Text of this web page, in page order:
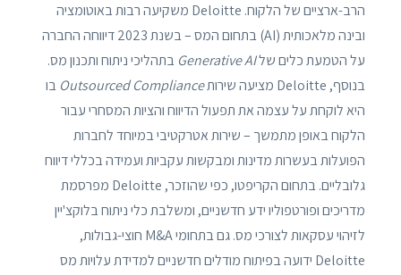
הרב-ארציים של הלקוח. Deloitte משקיעה רבות באוטומציה
ובינה מלאכותית (AI) בתחום המס – בשנת 2023 דיווחה החברה
על הטמעת כלים שלGenerative AI בתהליכי ניתוח ותכנון מס.
בנוסף, Deloitte מציעה שירות
Outsourced Compliance בו
היא לוקחת על עצמה את תפעול הדיווח והציות המסחרי עבור
הלקוח באופן מתמשך – שירות אטרקטיבי במיוחד לחברות
הפועלות בעשרות מדינות ומבקשות עקביות ועמידה בכללי דיווח
גלובליים. בתחום הקריפטו, כפי שהוזכר, Deloitte מפרסמת
מדריכים ופורטפוליו ידע חדשניים, ומשלבת כלי ניתוח בלוקצ'יין
לזיהוי עסקאות לצורכי מס. גם בתחומי M&A חוצי-גבולות,
Deloitte ידועה בפיתוח מודלים חדשניים למדידת עלויות מס